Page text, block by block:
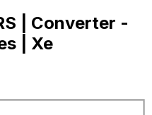
| Converter -
| Xe